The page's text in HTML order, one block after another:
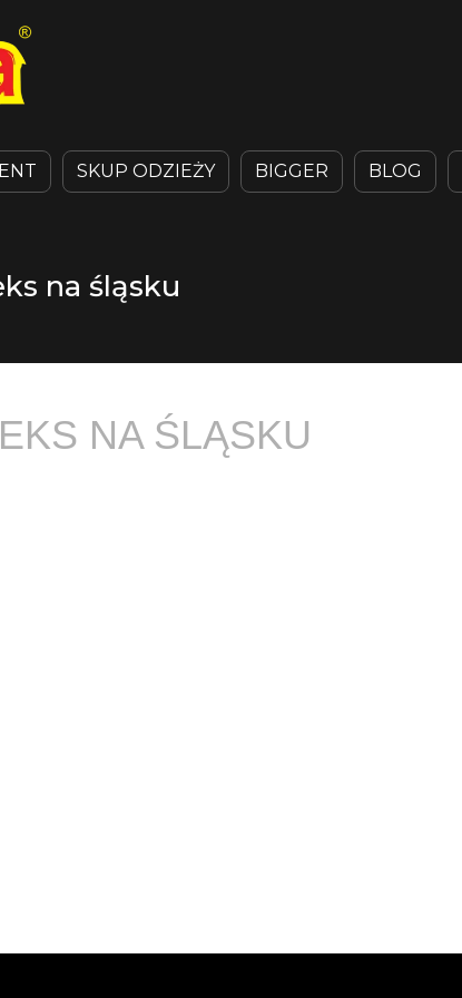
SKUP ODZIEŻY BIGGER BLOG
na śląsku
NA ŚLĄSKU